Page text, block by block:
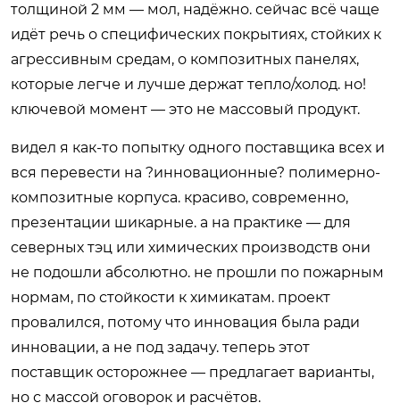
толщиной 2 мм — мол, надёжно. сейчас всё чаще
идёт речь о специфических покрытиях, стойких к
агрессивным средам, о композитных панелях,
которые легче и лучше держат тепло/холод. но!
ключевой момент — это не массовый продукт.
видел я как-то попытку одного поставщика всех и
вся перевести на ?инновационные? полимерно-
композитные корпуса. красиво, современно,
презентации шикарные. а на практике — для
северных тэц или химических производств они
не подошли абсолютно. не прошли по пожарным
нормам, по стойкости к химикатам. проект
провалился, потому что инновация была ради
инновации, а не под задачу. теперь этот
поставщик осторожнее — предлагает варианты,
но с массой оговорок и расчётов.